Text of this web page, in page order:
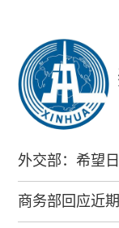
外交部：希望
商务部回应近